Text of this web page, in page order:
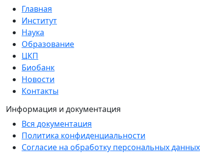
Главная
Институт
Наука
Образование
ЦКП
Биобанк
Новости
Контакты
Информация и документация
Вся документация
Политика конфиденциальности
Согласие на обработку персональных данных